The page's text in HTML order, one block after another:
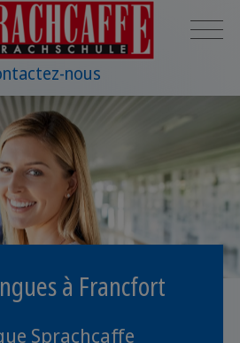
nous
à Francfort
Sprachcaffe